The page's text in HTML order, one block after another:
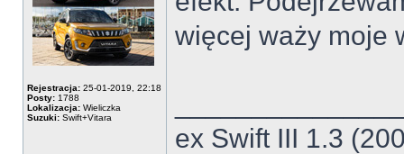
Rejestracja: 25-01-2019, 22:18
Posty: 1788
Lokalizacja: Wieliczka
Suzuki: Swift+Vitara
więcej waży moje
ex Swift III 1.3